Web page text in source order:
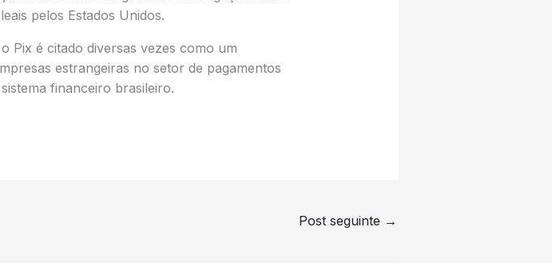
pelos Estados Unidos.
Pix é citado diversas vezes como um
estrangeiras no setor de pagamentos
financeiro brasileiro.
Post seguinte →